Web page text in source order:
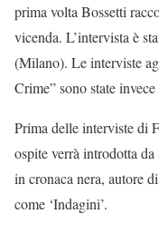
prima volta Bossetti
vicenda. L’intervista è
(Milano). Le interviste
Crime” sono state
Prima delle interviste di
ospite verrà introdotta
in cronaca nera, autore
come ‘Indagini’.